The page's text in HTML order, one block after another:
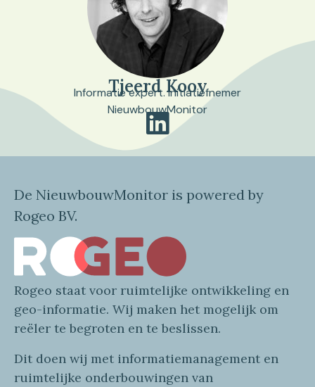
Tjeerd Kooy
Informatie expert. Initiatiefnemer
NieuwbouwMonitor
De NieuwbouwMonitor is powered by
Rogeo BV.
Rogeo staat voor ruimtelijke ontwikkeling en
geo-informatie. Wij maken het mogelijk om
reëler te begroten en te beslissen.
Dit doen wij met informatiemanagement en
ruimtelijke onderbouwingen van